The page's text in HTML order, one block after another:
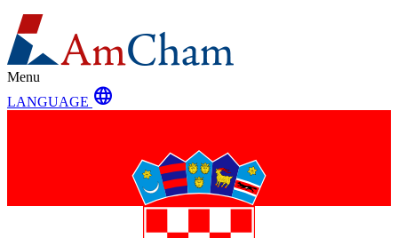
Menu
LANGUAGE language